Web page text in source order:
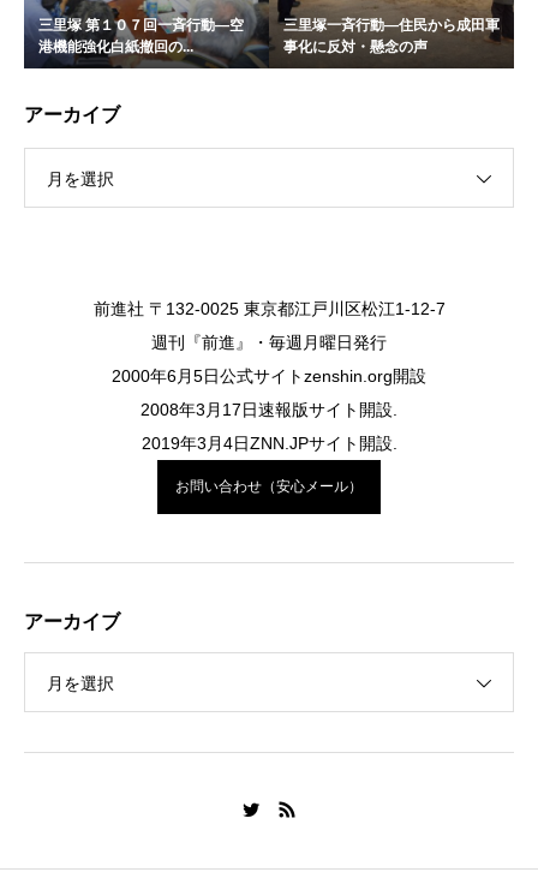
三里塚 第１０７回一斉行動―空
港機能強化白紙撤回の...
三里塚一斉行動―住民から成田軍
事化に反対・懸念の声
アーカイブ
月を選択
前進社 〒132-0025 東京都江戸川区松江1-12-7
週刊『前進』・毎週月曜日発行
2000年6月5日公式サイトzenshin.org開設
2008年3月17日速報版サイト開設.
2019年3月4日ZNN.JPサイト開設.
お問い合わせ（安心メール）
アーカイブ
月を選択